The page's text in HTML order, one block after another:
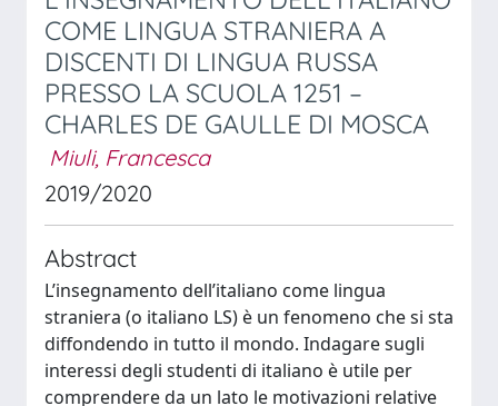
COME LINGUA STRANIERA A
DISCENTI DI LINGUA RUSSA
PRESSO LA SCUOLA 1251 –
CHARLES DE GAULLE DI MOSCA
Miuli, Francesca
2019/2020
Abstract
L’insegnamento dell’italiano come lingua
straniera (o italiano LS) è un fenomeno che si sta
diffondendo in tutto il mondo. Indagare sugli
interessi degli studenti di italiano è utile per
comprendere da un lato le motivazioni relative